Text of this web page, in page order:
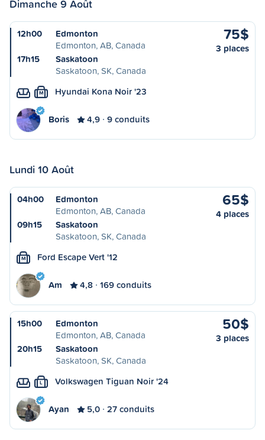
Dimanche 9 Août
12h00
Edmonton
Edmonton, AB, Canada
17h15
Saskatoon
Saskatoon, SK, Canada
75$
3 places
M Hyundai Kona Noir '23
Boris 4,9 9 conduits
Lundi 10 Août
04h00
Edmonton
Edmonton, AB, Canada
09h15
Saskatoon
Saskatoon, SK, Canada
65$
4 places
M Ford Escape Vert '12
Am 4,8 169 conduits
15h00
Edmonton
Edmonton, AB, Canada
20h15
Saskatoon
Saskatoon, SK, Canada
50$
3 places
L Volkswagen Tiguan Noir '24
Ayan 5,0 27 conduits